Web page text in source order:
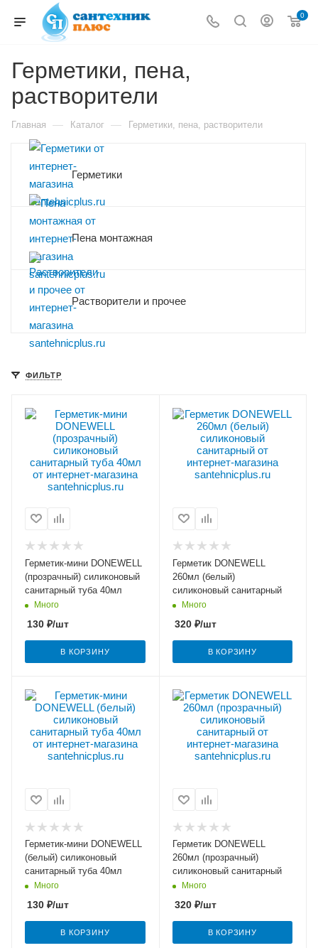
0
Герметики, пена,
растворители
Главная — Каталог — Герметики, пена, растворители
Герметики
Пена монтажная
Растворители и прочее
ФИЛЬТР
Герметик-мини DONEWELL
(прозрачный) силиконовый
санитарный туба 40мл
Много
130 ₽/шт
В КОРЗИНУ
Герметик DONEWELL
260мл (белый)
силиконовый санитарный
Много
320₽/шт
В КОРЗИНУ
Герметик-мини DONEWELL
(белый) силиконовый
санитарный туба 40мл
Много
130 ₽/шт
В КОРЗИНУ
Герметик DONEWELL
260мл (прозрачный)
силиконовый санитарный
Много
320₽/шт
В КОРЗИНУ